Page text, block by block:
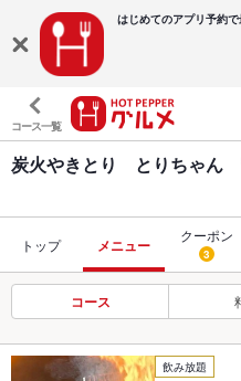
はじめてのアプリ予約
コース一覧
炭火やきとり とりちゃん
トップ メニュー
クーポン
3
コース
飲み放題